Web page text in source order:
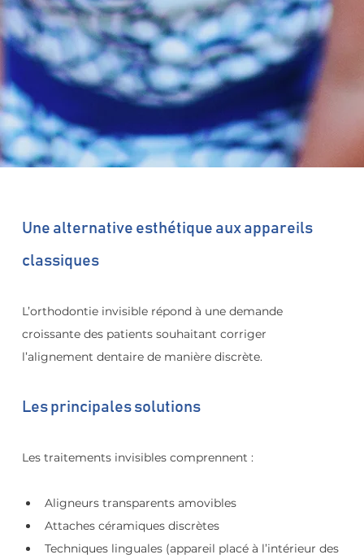
Une alternative esthétique aux appareils
classiques
L’orthodontie invisible répond à une demande
croissante des patients souhaitant corriger
l’alignement dentaire de manière discrète.
Les principales solutions
Les traitements invisibles comprennent :
Aligneurs transparents amovibles
Attaches céramiques discrètes
Techniques linguales (appareil placé à l’intérieur des